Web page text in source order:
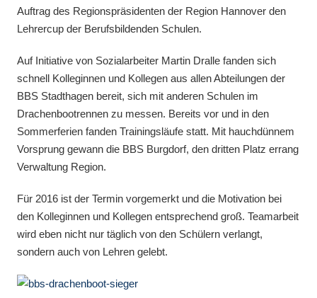
Auftrag des Regionspräsidenten der Region Hannover den
Lehrercup der Berufsbildenden Schulen.
Auf Initiative von Sozialarbeiter Martin Dralle fanden sich
schnell Kolleginnen und Kollegen aus allen Abteilungen der
BBS Stadthagen bereit, sich mit anderen Schulen im
Drachenbootrennen zu messen. Bereits vor und in den
Sommerferien fanden Trainingsläufe statt. Mit hauchdünnem
Vorsprung gewann die BBS Burgdorf, den dritten Platz errang
Verwaltung Region.
Für 2016 ist der Termin vorgemerkt und die Motivation bei
den Kolleginnen und Kollegen entsprechend groß. Teamarbeit
wird eben nicht nur täglich von den Schülern verlangt,
sondern auch von Lehren gelebt.